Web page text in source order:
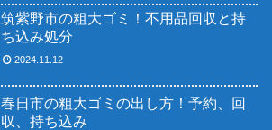
筑紫野市の粗大ゴミ！不用品回収と持
ち込み処分
2024.11.12
春日市の粗大ゴミの出し方！予約、回
収、持ち込み